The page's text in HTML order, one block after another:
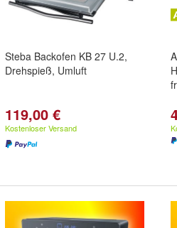
Steba Backofen KB 27 U.2,
Drehspieß, Umluft
119,00 €
Kostenloser Versand